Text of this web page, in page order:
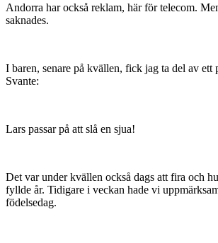
Andorra har också reklam, här för telecom.
saknades.
I baren, senare på kvällen, fick jag ta del av ett
Svante:
Lars passar på att slå en sjua!
Det var under kvällen också dags att fira och
fyllde år. Tidigare i veckan hade vi
födelsedag.